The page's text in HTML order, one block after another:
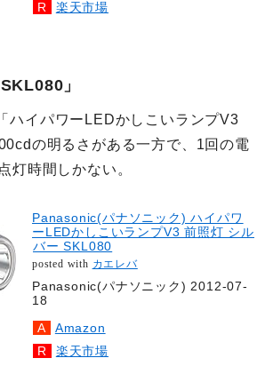
楽天市場
」
ハイパワーLEDかしこいランプV3
の明るさがある一方で、1回の電
灯時間しかない。
Panasonic(パナソニック) ハイパワ
ーLEDかしこいランプV3 前照灯 シル
バー SKL080
posted with カエレバ
Panasonic(パナソニック) 2012-07-
18
Amazon
楽天市場